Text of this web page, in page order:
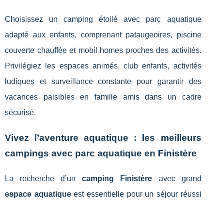
Choisissez un camping étoilé avec parc aquatique
adapté aux enfants, comprenant pataugeoires, piscine
couverte chauffée et mobil homes proches des activités.
Privilégiez les espaces animés, club enfants, activités
ludiques et surveillance constante pour garantir des
vacances paisibles en famille amis dans un cadre
sécurisé.
Vivez l’aventure aquatique : les meilleurs
campings avec parc aquatique en Finistère
La recherche d’uncamping Finistère avec grand
espace aquatiqueest essentielle pour un séjour réussi